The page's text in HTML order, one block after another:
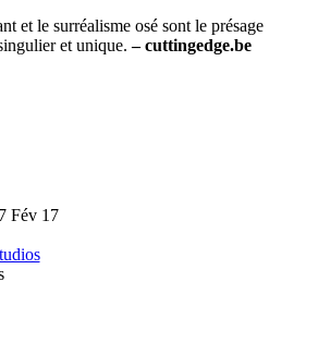
et le surréalisme osé sont le présage
et unique.– cuttingedge.be
Fév 17